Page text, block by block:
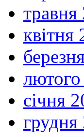
квітня
січня